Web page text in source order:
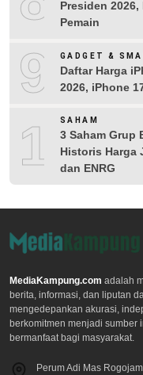
Presiden
Pemain
9 GADGET &
Daftar Harga
2026, iPhone
10
SAHAM
3 Saham Grup
Historis Harga
dan ENRG
MediaKampung.com adalah
berita, informasi, dan liputan
mengedepankan akurasi,
berkomitmen menjadi sumber
bermanfaat bagi masyarakat.
Perum Adi Mas